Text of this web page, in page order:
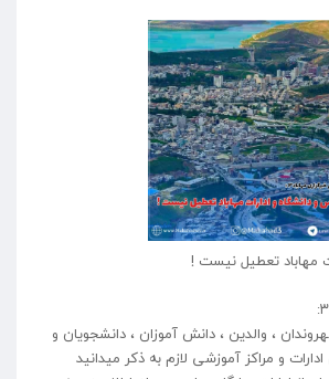
مهاباد تعطیل نیست !
، والدین ، دانش آموزان ، دانشجویان و
و مراکز آموزشی لازم به ذکر میدانید